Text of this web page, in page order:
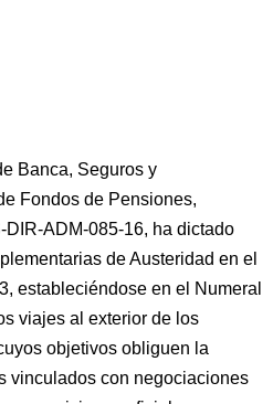
Banca, Seguros y
Fondos de Pensiones,
DIR-ADM-085-16, ha dictado
de Austeridad en el
estableciéndose en el Numeral
viajes al exterior de los
objetivos obliguen la
vinculados con negociaciones